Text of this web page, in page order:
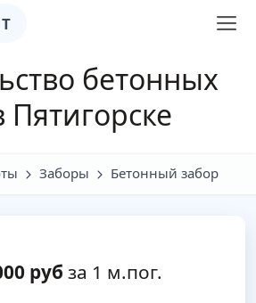
бетонных
Пятигорске
Заборы Бетонный забор
руб за 1 м.пог.